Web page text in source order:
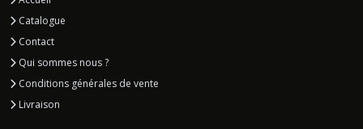
Catalogue
Contact
Qui sommes nous ?
Conditions générales de vente
Livraison